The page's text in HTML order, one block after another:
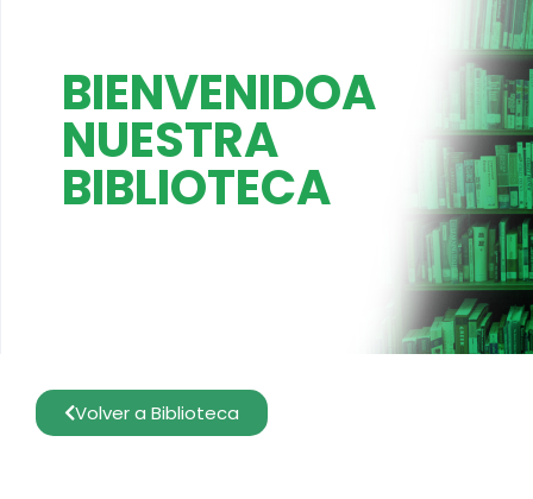
BIENVENIDOA
NUESTRA
BIBLIOTECA
Volver a Biblioteca